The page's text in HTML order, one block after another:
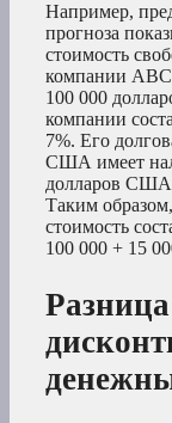
Например,
прогноза
стоимость
компании ABC
100 000
компании
7%. Его
США имеет
долларов
Таким
стоимость
100 000 + 15